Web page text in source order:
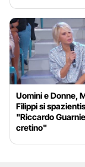
Uomini e Donne,
Filippi si
"Riccardo
cretino"